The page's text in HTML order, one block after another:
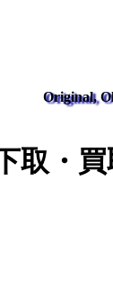
Original,
取・